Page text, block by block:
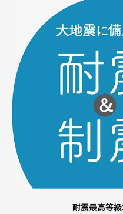
耐震最高等級